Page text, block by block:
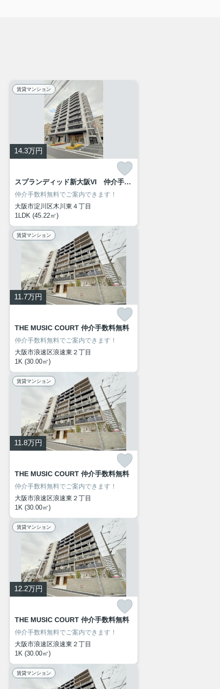
賃貸マンション
14.3万円
スプランディッド新大阪VI 仲介手数料無料
仲介手数料無料でご案内できます！
大阪市淀川区木川東４丁目
1LDK (45.22㎡)
賃貸マンション
11.7万円
THE MUSIC COURT 仲介手数料無料
仲介手数料無料でご案内できます！
大阪市浪速区浪速東２丁目
1K (30.00㎡)
賃貸マンション
11.8万円
THE MUSIC COURT 仲介手数料無料
仲介手数料無料でご案内できます！
大阪市浪速区浪速東２丁目
1K (30.00㎡)
賃貸マンション
12.2万円
THE MUSIC COURT 仲介手数料無料
仲介手数料無料でご案内できます！
大阪市浪速区浪速東２丁目
1K (30.00㎡)
賃貸マンション